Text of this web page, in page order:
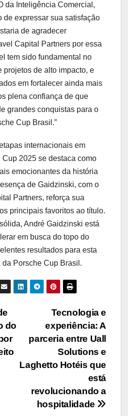
da Inteligência Comercial,
de expressar sua satisfação
de agradecer
Capital Partners por essa
tem sido fundamental no
projetos de alto impacto, e
em fortalecer ainda mais
plena confiança de que
grandes conquistas para o
Cup Brasil.”
internacionais em
Cup 2025 se destaca como
emocionantes da história
de Gaidzinski, com o
Partners, reforça sua
principais favoritos ao título.
André Gaidzinski está
em busca do topo do
resultados para esta
Porsche Cup Brasil.
Tecnologia e
experiência: A
parceria entre Uall
Solutions e
Laghetto Hotéis que
está
revolucionando a
hospitalidade
do